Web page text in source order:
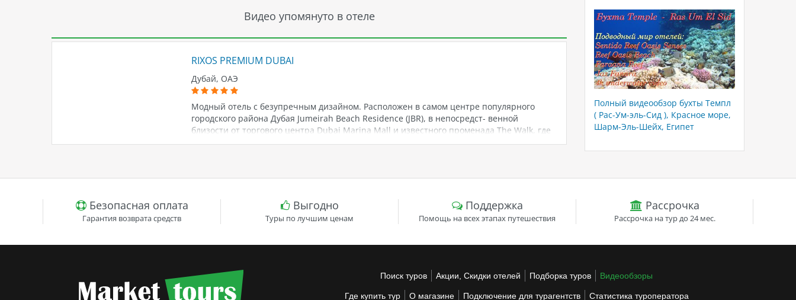
Видео упомянуто в отеле
RIXOS PREMIUM DUBAI
Дубай, ОАЭ
Модный отель с безупречным дизайном. Расположен в самом центре популярного
городского района Дубая Jumeirah Beach Residence (JBR), в непосредст- венной
близости от торгового центра Dubai Marina Mall и известного променада The Walk, где
находится множество популярных баров и ресторанов. Из неко- торых номеров
известных баров в Дубае – Lock Stock & Barrel. Изысканные блюда в ресторанах отеля
также для проведения корпоративных мероприятий и конференций. Есть
русскоговорящий персонал. При заселении берется депозит.
Полный видеообзор бухты Темпл
( Рас-Ум-эль-Сид ), Красное море,
Шарм-Эль-Шейх, Египет
Безопасная оплата
Гарантия возврата средств
Выгодно
Туры по лучшим ценам
Поддержка
Помощь на всех этапах путешествия
Рассрочка
Рассрочка на тур до 24 мес.
Поиск туров Акции, Скидки отелей Подборка туров Видеообзоры
Где купить тур О магазине Подключение для турагентств Статистика туроператора